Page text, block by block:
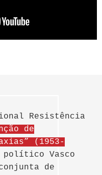
Resistência
de
(1953-
político Vasco
de